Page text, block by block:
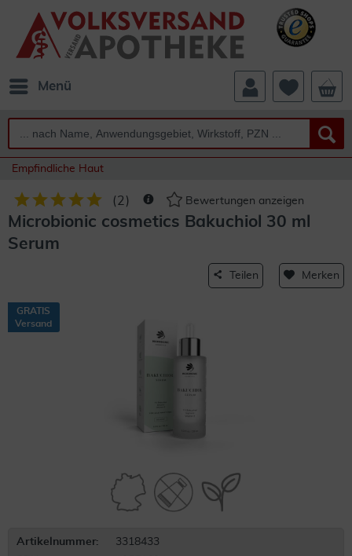
Menü
Empfindliche Haut
(2 ) Bewertungen anzeigen
Microbionic cosmetics Bakuchiol 30 ml
Serum
Teilen Merken
GRATIS
Versand
Artikelnummer:
3318433